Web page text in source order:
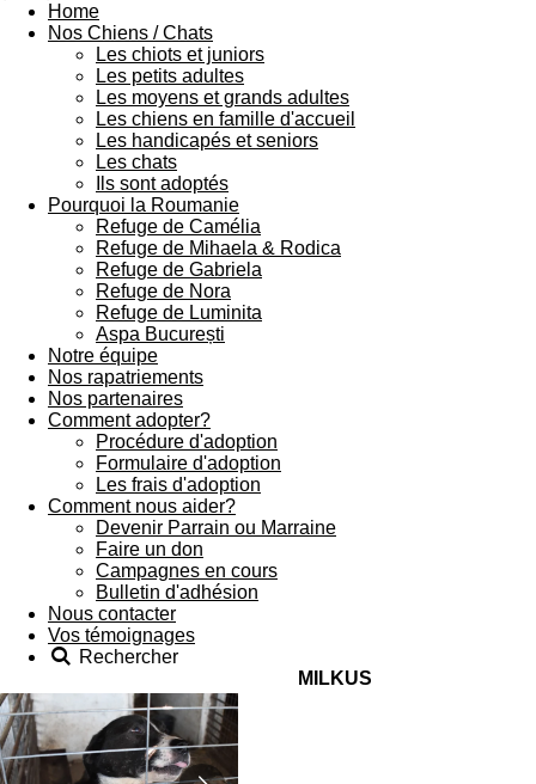
Home
Nos Chiens / Chats
Les chiots et juniors
Les petits adultes
Les moyens et grands adultes
Les chiens en famille d'accueil
Les handicapés et seniors
Les chats
Ils sont adoptés
Pourquoi la Roumanie
Refuge de Camélia
Refuge de Mihaela & Rodica
Refuge de Gabriela
Refuge de Nora
Refuge de Luminita
Aspa București
Notre équipe
Nos rapatriements
Nos partenaires
Comment adopter?
Procédure d'adoption
Formulaire d'adoption
Les frais d'adoption
Comment nous aider?
Devenir Parrain ou Marraine
Faire un don
Campagnes en cours
Bulletin d'adhésion
Nous contacter
Vos témoignages
Rechercher
MILKUS